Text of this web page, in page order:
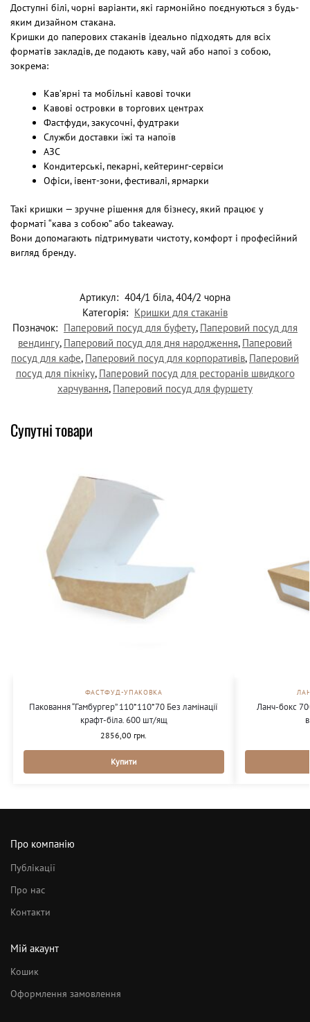
Доступні білі, чорні варіанти, які гармонійно поєднуються з будь-
яким дизайном стакана.
Кришки до паперових стаканів ідеально підходять для всіх
форматів закладів, де подають каву, чай або напої з собою,
зокрема:
Кав’ярні та мобільні кавові точки
Кавові островки в торгових центрах
Фастфуди, закусочні, фудтраки
Служби доставки їжі та напоїв
АЗС
Кондитерські, пекарні, кейтеринг-сервіси
Офіси, івент-зони, фестивалі, ярмарки
Такі кришки — зручне рішення для бізнесу, який працює у
форматі “кава з собою” або takeaway.
Вони допомагають підтримувати чистоту, комфорт і професійний
вигляд бренду.
Артикул: 404/1 біла, 404/2 чорна
Категорія: Кришки для стаканів
Позначок: Паперовий посуд для буфету, Паперовий посуд для
вендингу, Паперовий посуд для дня народження, Паперовий
посуд для кафе, Паперовий посуд для корпоративів, Паперовий
посуд для пікніку, Паперовий посуд для ресторанів швидкого
харчування, Паперовий посуд для фуршету
Супутні товари
ФАСТФУД-УПАКОВКА
Паковання “Гамбургер” 110*110*70 Без ламінації
крафт-біла. 600 шт/ящ
2856,00 грн.
Купити
Ланч-бокс
Про компанію
Публікації
Про нас
Контакти
Мій акаунт
Кошик
Оформлення замовлення